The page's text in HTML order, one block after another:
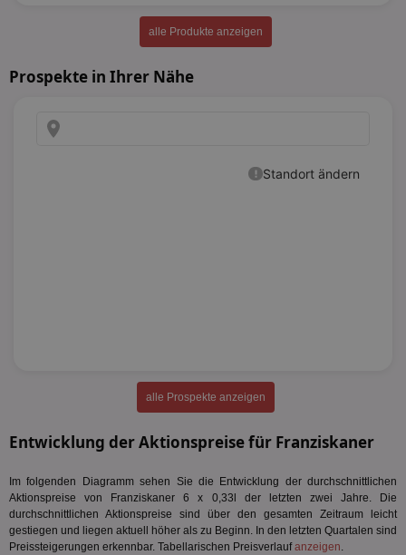
alle Produkte anzeigen
Prospekte in Ihrer Nähe
alle Prospekte anzeigen
Entwicklung der Aktionspreise für Franziskaner
Im folgenden Diagramm sehen Sie die Entwicklung der durchschnittlichen
Aktionspreise von Franziskaner 6 x 0,33l der letzten zwei Jahre. Die
durchschnittlichen Aktionspreise sind über den gesamten Zeitraum leicht
gestiegen und liegen aktuell höher als zu Beginn. In den letzten Quartalen sind
Preissteigerungen erkennbar. Tabellarischen Preisverlaufanzeigen.